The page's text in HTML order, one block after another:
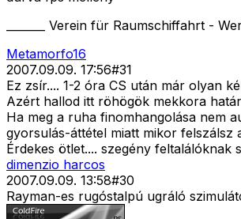
_______ Verein für Raumschiffahrt -
Metamorfo16
2007.09.09. 17:56#31
Ez zsír.... 1-2 óra CS után már olyan
Azért hallod itt röhögök mekkora
Ha meg a ruha finomhangolása nem
gyorsulás-áttétel miatt mikor felszálsz
Érdekes ötlet.... szegény feltalálóknak
dimenzio harcos
2007.09.09. 13:58#30
Rayman-es rugóstalpú ugráló